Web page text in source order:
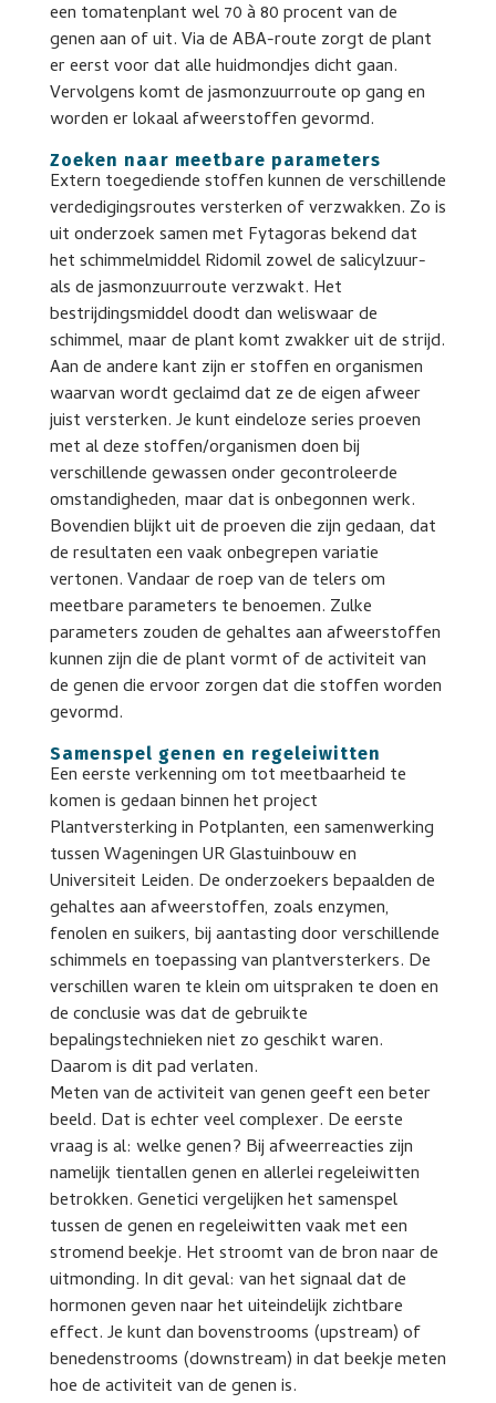
een tomatenplant wel 70 à 80 procent van de
genen aan of uit. Via de ABA-route zorgt de plant
er eerst voor dat alle huidmondjes dicht gaan.
Vervolgens komt de jasmonzuurroute op gang en
worden er lokaal afweerstoffen gevormd.
Zoeken naar meetbare parameters
Extern toegediende stoffen kunnen de verschillende
verdedigingsroutes versterken of verzwakken. Zo is
uit onderzoek samen met Fytagoras bekend dat
het schimmelmiddel Ridomil zowel de salicylzuur-
als de jasmonzuurroute verzwakt. Het
bestrijdingsmiddel doodt dan weliswaar de
schimmel, maar de plant komt zwakker uit de strijd.
Aan de andere kant zijn er stoffen en organismen
waarvan wordt geclaimd dat ze de eigen afweer
juist versterken. Je kunt eindeloze series proeven
met al deze stoffen/organismen doen bij
verschillende gewassen onder gecontroleerde
omstandigheden, maar dat is onbegonnen werk.
Bovendien blijkt uit de proeven die zijn gedaan, dat
de resultaten een vaak onbegrepen variatie
vertonen. Vandaar de roep van de telers om
meetbare parameters te benoemen. Zulke
parameters zouden de gehaltes aan afweerstoffen
kunnen zijn die de plant vormt of de activiteit van
de genen die ervoor zorgen dat die stoffen worden
gevormd.
Samenspel genen en regeleiwitten
Een eerste verkenning om tot meetbaarheid te
komen is gedaan binnen het project
Plantversterking in Potplanten, een samenwerking
tussen Wageningen UR Glastuinbouw en
Universiteit Leiden. De onderzoekers bepaalden de
gehaltes aan afweerstoffen, zoals enzymen,
fenolen en suikers, bij aantasting door verschillende
schimmels en toepassing van plantversterkers. De
verschillen waren te klein om uitspraken te doen en
de conclusie was dat de gebruikte
bepalingstechnieken niet zo geschikt waren.
Daarom is dit pad verlaten.
Meten van de activiteit van genen geeft een beter
beeld. Dat is echter veel complexer. De eerste
vraag is al: welke genen? Bij afweerreacties zijn
namelijk tientallen genen en allerlei regeleiwitten
betrokken. Genetici vergelijken het samenspel
tussen de genen en regeleiwitten vaak met een
stromend beekje. Het stroomt van de bron naar de
uitmonding. In dit geval: van het signaal dat de
hormonen geven naar het uiteindelijk zichtbare
effect. Je kunt dan bovenstrooms (upstream) of
benedenstrooms (downstream) in dat beekje meten
hoe de activiteit van de genen is.